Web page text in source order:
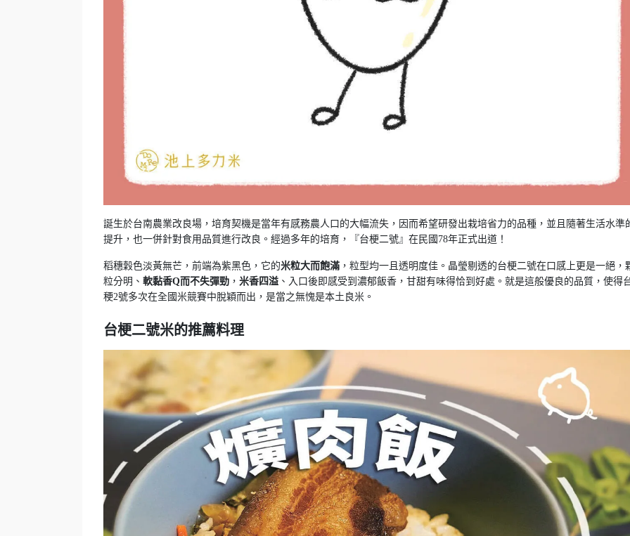
誕生於台南農業改良場，培育契機是當年有感務農人口的大幅流失，因而希望研發出栽培省力的品種，並且隨著生活水準
提升，也一併針對食用品質進行改良。經過多年的培育，『台梗二號』在民國78年正式出道！
稻穗穀色淡黃無芒，前端為紫黑色，它的米粒大而飽滿 ，粒型均一且透明度佳。晶瑩剔透的台梗二號在口感上更是一絕，
粒分明、 軟黏香Q而不失彈勁 ， 米香四溢 、入口後即感受到濃郁飯香，甘甜有味得恰到好處。就是這般優良的品質，使得
稉2號多次在全國米競賽中脫穎而出，是當之無愧是本土良米。
台梗二號米的推薦料理